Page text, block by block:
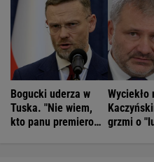
Bogucki uderza w
Tuska. "Nie wiem,
kto panu premierowi
Wyciekło
grzmi o